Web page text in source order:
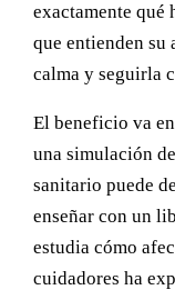
exactamente qué
que entienden su
calma y seguirla
El beneficio va
una simulación
sanitario puede
enseñar con un
estudia cómo
cuidadores ha